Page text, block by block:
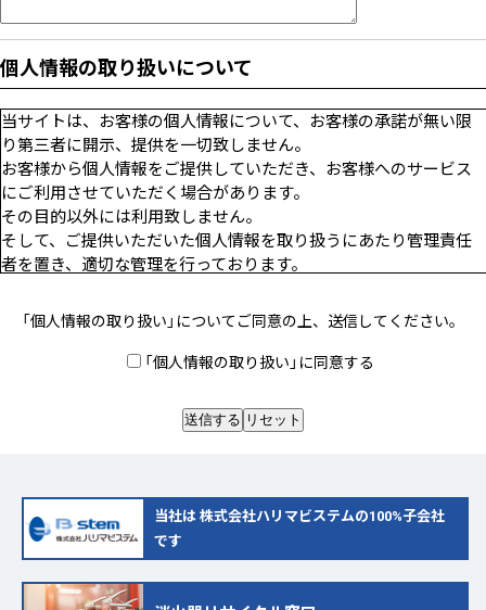
個人情報の取り扱いについて
当サイトは、お客様の個人情報について、お客様の承諾が無い限
り第三者に開示、提供を一切致しません。
お客様から個人情報をご提供していただき、お客様へのサービス
にご利用させていただく場合があります。
その目的以外には利用致しません。
そして、ご提供いただいた個人情報を取り扱うにあたり管理責任
者を置き、適切な管理を行っております。
「個人情報の取り扱い」についてご同意の上、送信してください。
「個人情報の取り扱い」に同意する
当社は 株式会社ハリマビステムの100%子会社
です